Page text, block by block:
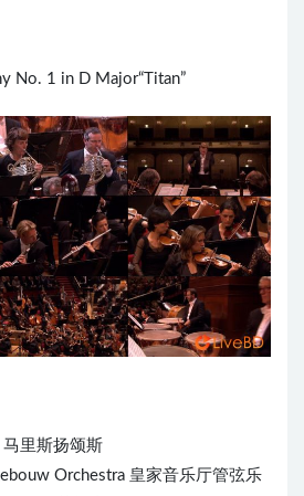
No. 1 in D Major“Titan”
马里斯扬颂斯
Orchestra 皇家音乐厅管弦乐